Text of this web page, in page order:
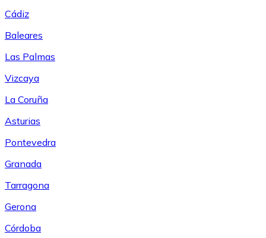
Cádiz
Baleares
Las Palmas
Vizcaya
La Coruña
Asturias
Pontevedra
Granada
Tarragona
Gerona
Córdoba